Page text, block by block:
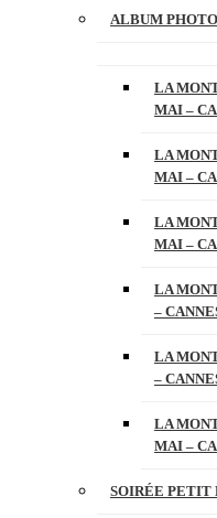
ALBUM
LA
MAI –
LA
MAI –
LA
MAI –
LA
–
LA
–
LA
MAI –
SOIRÉE PETIT